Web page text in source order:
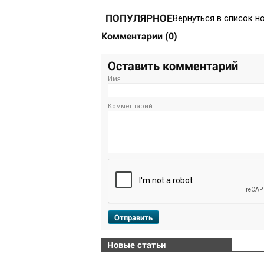
ПОПУЛЯРНОЕВернуться в список
Комментарии (0)
Оставить комментарий
Имя
Комментарий
Отправить
Новые статьи